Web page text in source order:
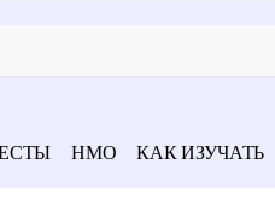
НМО КАК ИЗУЧАТЬ